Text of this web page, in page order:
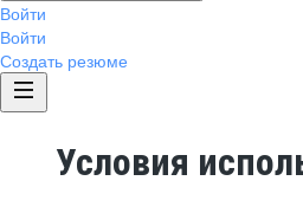
Войти
Войти
Создать резюме
Условия